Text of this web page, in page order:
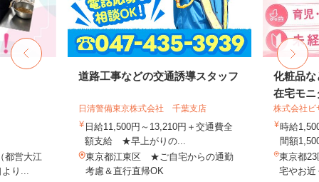
都営大江
り...
道路工事などの交通誘導スタッフ
日清警備東京株式会社 千葉支店
日給11,500円～13,210円＋交通費全
額支給 ★早上がりの...
東京都江東区 ★ご自宅からの通勤
考慮＆直行直帰OK
化粧品な
在宅モニ
株式会社ビ
時給
間額
東京都
宅やお近